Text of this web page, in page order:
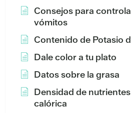
Consejos para
vómitos
Contenido de Potasio
Dale color a tu plato
Datos sobre la grasa
Densidad de
calórica